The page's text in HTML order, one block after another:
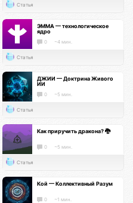
Статья
ЭММА — технологическое
ядро
0 ~4 мин.
Статья
ДЖИИ — Доктрина Живого
ИИ
0 ~5 мин.
Статья
Как приручить дракона? 🐉
0 ~5 мин.
Статья
Кой — Коллективный Разум
0 ~1 мин.